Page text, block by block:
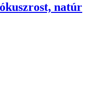
natúr